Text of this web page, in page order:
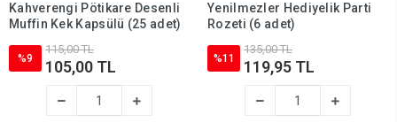
Kahverengi Pötikare Desenli
Muffin Kek Kapsülü (25 adet)
%9
115,00 TL
105,00 TL
Yenilmezler Hediyelik Parti
Rozeti (6 adet)
%11
135,00 TL
119,95 TL